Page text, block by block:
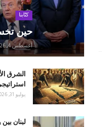
كتّابنا
حين
أغسطس 4, 2026
الشرق
يوليو 31, 2026
لبنان